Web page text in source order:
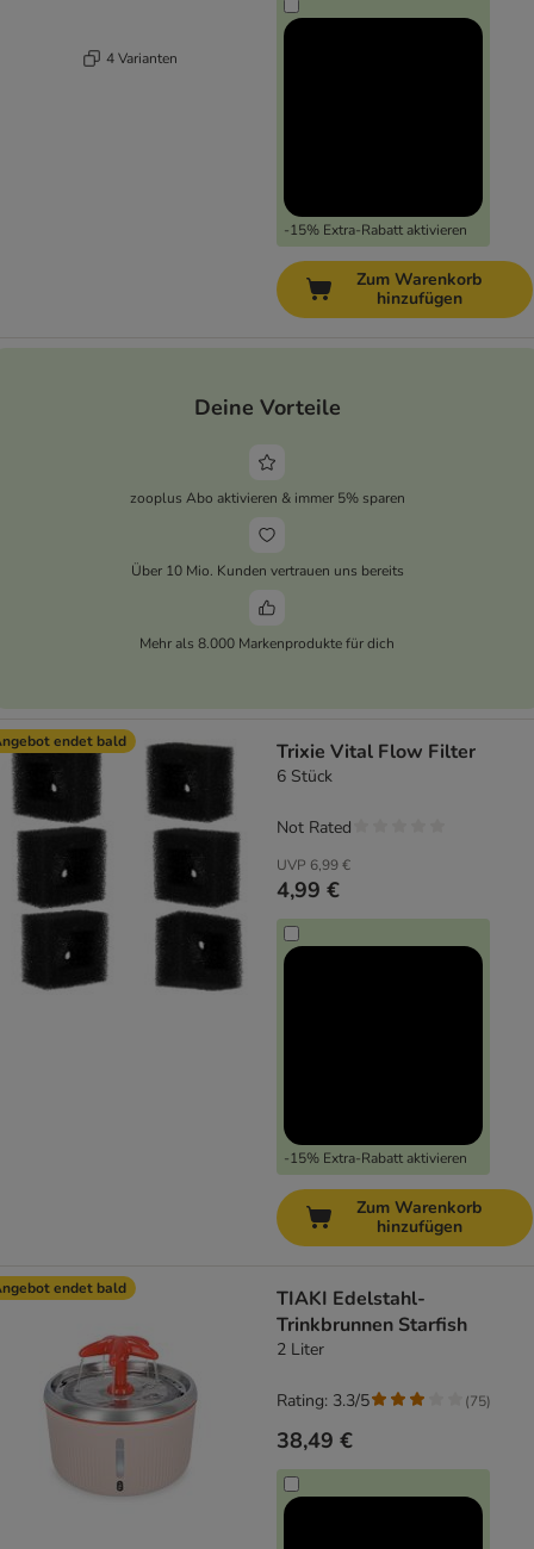
4 Varianten
-15% Extra-Rabatt aktivieren
Zum Warenkorb
hinzufügen
Deine Vorteile
zooplus Abo aktivieren & immer 5% sparen
Über 10 Mio. Kunden vertrauen uns bereits
Mehr als 8.000 Markenprodukte für dich
endet bald Trixie Vital Flow Filter
6 Stück
UVP 6,99 €
4,99 €
-15% Extra-Rabatt aktivieren
Not Rated
Zum Warenkorb
hinzufügen
endet bald
TIAKI Edelstahl-
Trinkbrunnen Starfish
2 Liter
38,49 €
Rating: 3.3/5 (75)